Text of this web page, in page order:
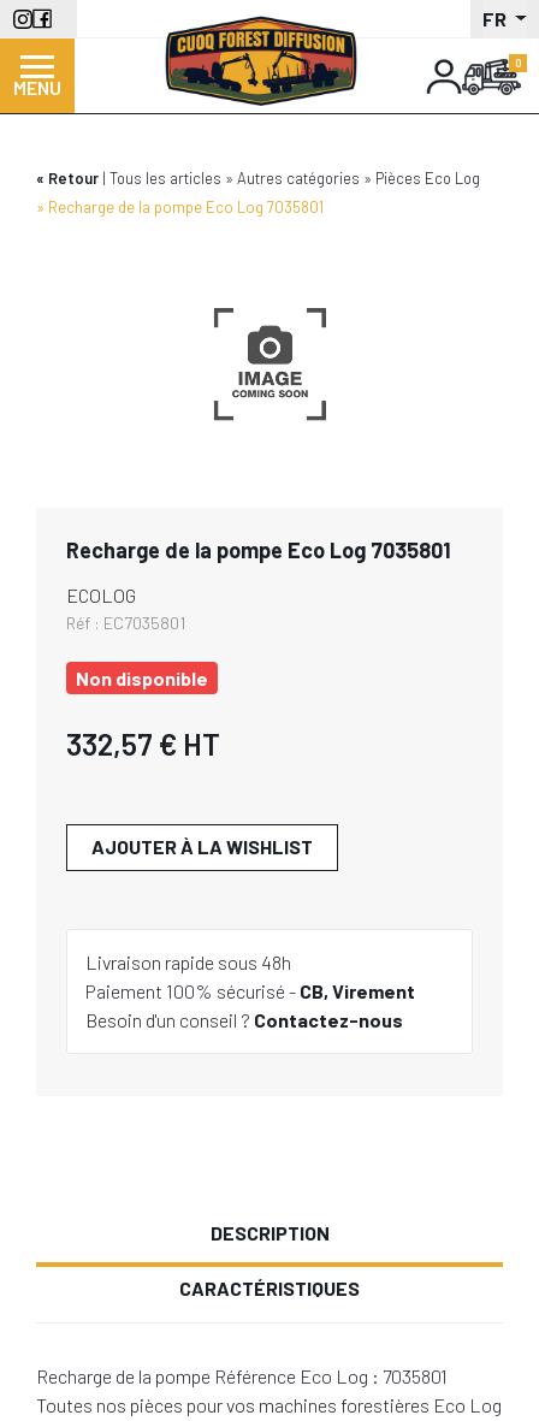
Aller
au
contenu
principal
FR
MENU
Retour Tous les articles Autres catégories
Pièces Eco Log
Recharge de la pompe Eco Log 7035801
Recharge de la pompe Eco Log 7035801
ECOLOG
Réf : EC7035801
Non disponible
332,57 € HT
AJOUTER À LA WISHLIST
Livraison rapide sous 48h
Paiement 100% sécurisé - CB, Virement
Besoin d'un conseil ? Contactez-nous
DESCRIPTION
CARACTÉRISTIQUES
Recharge de la pompe Référence Eco Log : 7035801
Toutes nos pièces pour vos machines forestières Eco Log